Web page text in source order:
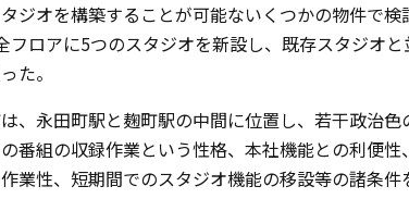
ジオを構築することが可能ないくつかの物件で
フロアに5つのスタジオを新設し、既存スタジオ
た。
、永田町駅と麹町駅の中間に位置し、若干政治
番組の収録作業という性格、本社機能との利便
業性、短期間でのスタジオ機能の移設等の諸条件